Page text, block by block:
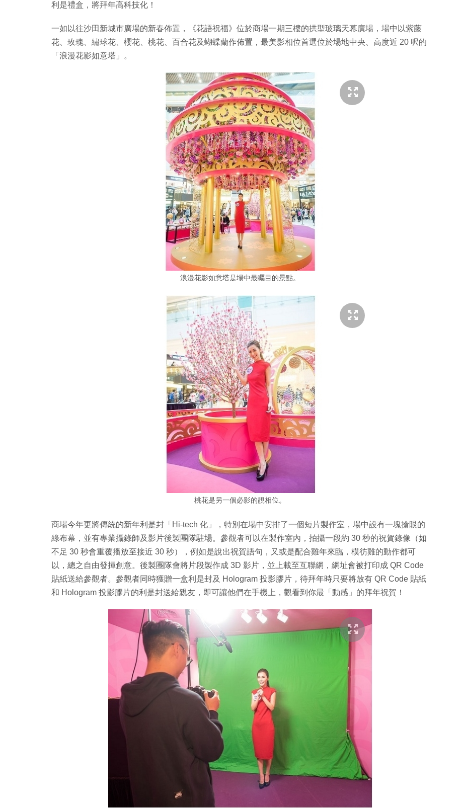
利是禮盒，將拜年高科技化！
一如以往沙田新城市廣場的新春佈置，《花語祝福》位於商場一期三樓的拱型玻璃天幕廣場，場中以紫藤
花、玫瑰、繡球花、櫻花、桃花、百合花及蝴蝶蘭作佈置，最美影相位首選位於場地中央、高度近 20 呎的
「浪漫花影如意塔」。
浪漫花影如意塔是場中最矚目的景點。
桃花是另一個必影的靚相位。
商場今年更將傳統的新年利是封「Hi-tech 化」，特別在場中安排了一個短片製作室，場中設有一塊搶眼的
綠布幕，並有專業攝錄師及影片後製團隊駐場。參觀者可以在製作室內，拍攝一段約 30 秒的祝賀錄像（如
不足 30 秒會重覆播放至接近 30 秒），例如是說出祝賀語句，又或是配合雞年來臨，模彷雞的動作都可
以，總之自由發揮創意。後製團隊會將片段製作成 3D 影片，並上載至互聯網，網址會被打印成 QR Code
貼紙送給參觀者。參觀者同時獲贈一盒利是封及 Hologram 投影膠片，待拜年時只要將放有 QR Code 貼紙
和 Hologram 投影膠片的利是封送給親友，即可讓他們在手機上，觀看到你最「動感」的拜年祝賀！